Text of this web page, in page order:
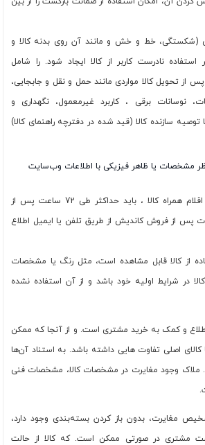
(شکستگی، خط و خش و مانند آن روی بدنه کالا و
نادرست کاربر از کالا ایجاد شود. را شامل
از تحویل کالا مواردی مانند حمل و نقل و جابجایی،
نوسانات برقی ، کاربرد غیرمعمول، نگهداری و
سازنده کالا (قید شده در دفترچه راهنمای کالا)
نظر مشخصات یا ظاهر فیزیکی با اطلاعات وب‌سایت
– وجود مغایرت یا کسری اقلام همراه کالا ، باید حداکثر طی 72 ساعت پس از
پس از فروش کاندیش از طریق تلفن یا ایمیل اطلاع
از کالا قابل مشاهده است، مثل رنگ یا مشخصات
در شرایط اولیه خود باشد و از آن استفاده نشده
و کمک به خرید مشتری است. و از آنجا که ممکن
کالای اصلی تفاوت هایی داشته باشد. به استناد آن‌ها
ملاک وجود مغایرت در مشخصات کالا، مشخصات فنی
مغایرت، بدون باز کردن بسته‌بندی وجود دارد،
مشتری در صورتی ممکن است. که کالا از حالت